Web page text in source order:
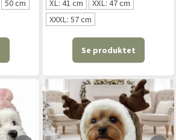
50 cm
XL: 41 cm
XXL: 47 cm
XXXL: 57 cm
Se produktet